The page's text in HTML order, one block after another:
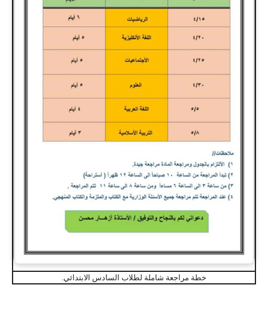
خطة مراجعة شاملة لطلاب السادس الابتدائي.